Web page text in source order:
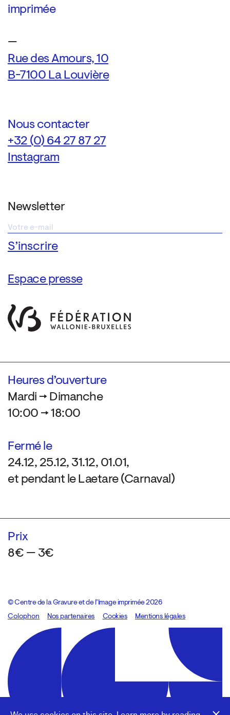
imprimée
—
Rue des Amours, 10
B-7100 La Louvière
Nous contacter
+32 (0) 64 27 87 27
Instagram
Newsletter
Espace presse
Heures d’ouverture
Mardi → Dimanche
10:00 → 18:00
Fermé le
24.12, 25.12, 31.12, 01.01,
et pendant le Laetare (Carnaval)
Prix
8€ — 3€
© Centre de la Gravure et de l’Image imprimée 2026
Colophon
Design:Marcel Kaczmarek, code:8080.studio
Nos partenaires Cookies Mentions légales